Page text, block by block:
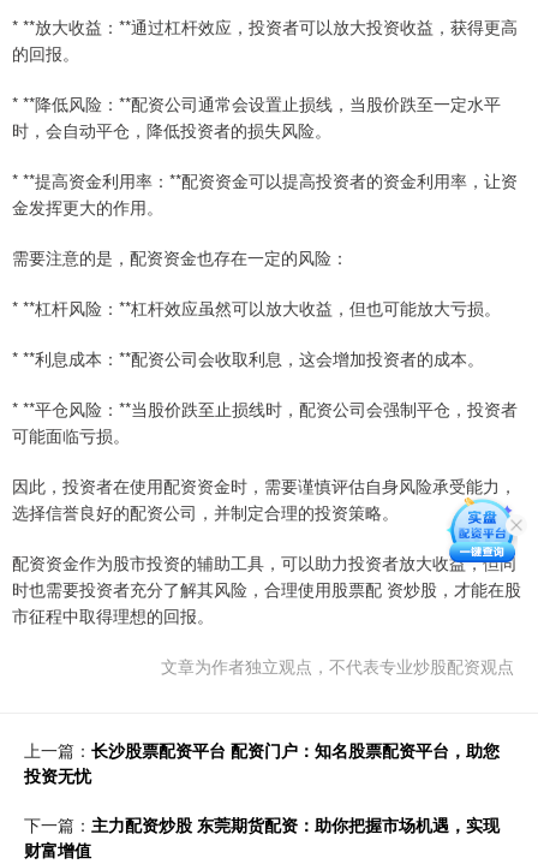
* **放大收益：**通过杠杆效应，投资者可以放大投资收益，获得更高
的回报。
* **降低风险：**配资公司通常会设置止损线，当股价跌至一定水平
时，会自动平仓，降低投资者的损失风险。
* **提高资金利用率：**配资资金可以提高投资者的资金利用率，让资
金发挥更大的作用。
需要注意的是，配资资金也存在一定的风险：
* **杠杆风险：**杠杆效应虽然可以放大收益，但也可能放大亏损。
* **利息成本：**配资公司会收取利息，这会增加投资者的成本。
* **平仓风险：**当股价跌至止损线时，配资公司会强制平仓，投资者
可能面临亏损。
因此，投资者在使用配资资金时，需要谨慎评估自身风险承受能力，
选择信誉良好的配资公司，并制定合理的投资策略。
配资资金作为股市投资的辅助工具，可以助力投资者放大收益，但同
时也需要投资者充分了解其风险，合理使用股票配 资炒股，才能在股
市征程中取得理想的回报。
文章为作者独立观点，不代表专业炒股配资观点
上一篇： 长沙股票配资平台 配资门户：知名股票配资平台，助您
投资无忧
下一篇： 主力配资炒股 东莞期货配资：助你把握市场机遇，实现
财富增值